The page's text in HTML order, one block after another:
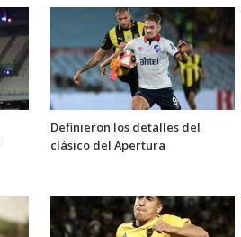
Definieron los detalles del
clásico del Apertura